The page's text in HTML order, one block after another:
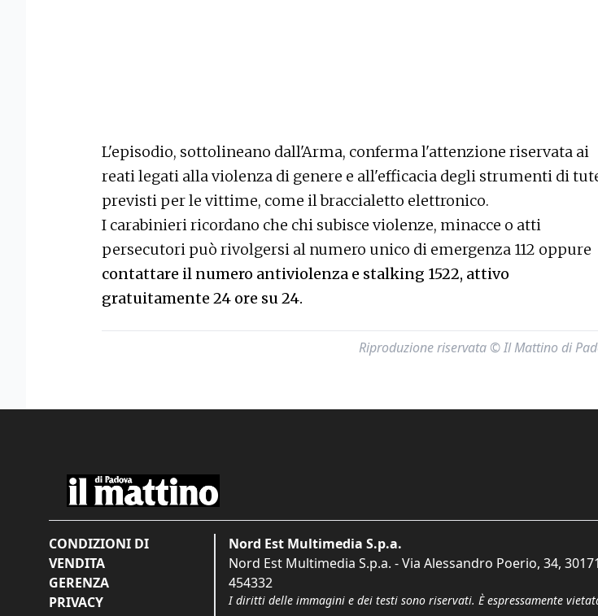
L'episodio, sottolineano dall'Arma, conferma l'attenzione riservata ai
reati legati alla violenza di genere e all'efficacia degli strumenti di
previsti per le vittime, come il braccialetto elettronico.
I carabinieri ricordano che chi subisce violenze, minacce o atti
persecutori può rivolgersi al numero unico di emergenza 112 oppure
contattare il numero antiviolenza e stalking 1522, attivo
gratuitamente 24 ore su 24.
Riproduzione riservata © Il Mattino di
CONDIZIONI DI
VENDITA
GERENZA
PRIVACY
Nord Est Multimedia S.p.a.
Nord Est Multimedia S.p.a. - Via Alessandro Poerio, 34,
454332
I diritti delle immagini e dei testi sono riservati. È espressamente